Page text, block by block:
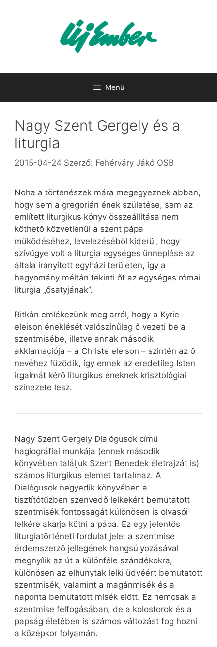
Menü
Nagy Szent Gergely és a
liturgia
2015-04-24 Szerző: Fehérváry Jákó OSB
Noha a történészek mára megegyeznek abban,
hogy sem a gregorián ének születése, sem az
említett liturgikus könyv összeállítása nem
köthető közvetlenül a szent pápa
működéséhez, levelezéséből kiderül, hogy
szívügye volt a liturgia egységes ünneplése az
általa irányított egyházi területen, így a
hagyomány méltán tekinti őt az egységes római
liturgia „ősatyjának”.
Ritkán emlékezünk meg arról, hogy a Kyrie
eleison éneklését valószínűleg ő vezeti be a
szentmisébe, illetve annak második
akklamaciója – a Christe eleison – szintén az ő
nevéhez fűződik, így ennek az eredetileg Isten
irgalmát kérő liturgikus éneknek krisztológiai
színezete lesz.
Nagy Szent Gergely Dialógusok című
hagiográfiai munkája (ennek második
könyvében találjuk Szent Benedek életrajzát is)
számos liturgikus elemet tartalmaz. A
Dialógusok negyedik könyvében a
tisztítótűzben szenvedő lelkekért bemutatott
szentmisék fontosságát különösen is olvasói
lelkére akarja kötni a pápa. Ez egy jelentős
liturgiatörténeti fordulat jele: a szentmise
érdemszerző jellegének hangsúlyozásával
megnyílik az út a különféle szándékokra,
különösen az elhunytak lelki üdvéért bemutatott
szentmisék, valamint a magánmisék és a
naponta bemutatott misék előtt. Ez nemcsak a
szentmise felfogásában, de a kolostorok és a
papság életében is számos változást fog hozni
a középkor folyamán.